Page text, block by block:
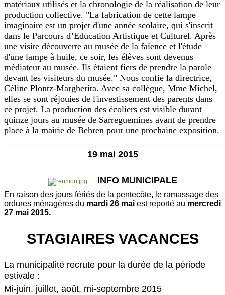
matériaux utilisés et la chronologie de la réalisation de leur
production collective. "La fabrication de cette lampe
imaginaire est un projet d'une année scolaire, qui s'inscrit
dans le Parcours d’Education Artistique et Culturel. Après
une visite découverte au musée de la faïence et l'étude
d'une lampe à huile, ce soir, les élèves sont devenus
médiateur au musée. Ils étaient fiers de prendre la parole
devant les visiteurs du musée." Nous confie la directrice,
Céline Plontz-Margherita. Avec sa collègue, Mme Michel,
elles se sont réjouies de l'investissement des parents dans
ce projet. La production des écoliers est visible durant
quinze jours au musée de Sarreguemines avant de prendre
place à la mairie de Behren pour une prochaine exposition.
19 mai 2015
INFO MUNICIPALE
En raison des jours fériés de la pentecôte, le ramassage des
ordures ménagères du mardi 26 mai est reporté au mercredi
27 mai 2015.
STAGIAIRES VACANCES
La municipalité recrute pour la durée de la période
estivale :
Mi-juin, juillet, août, mi-septembre 2015